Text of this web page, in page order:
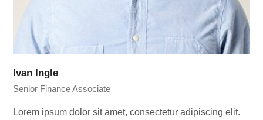
Ivan Ingle
Senior Finance Associate
Lorem ipsum dolor sit amet, consectetur adipiscing elit.